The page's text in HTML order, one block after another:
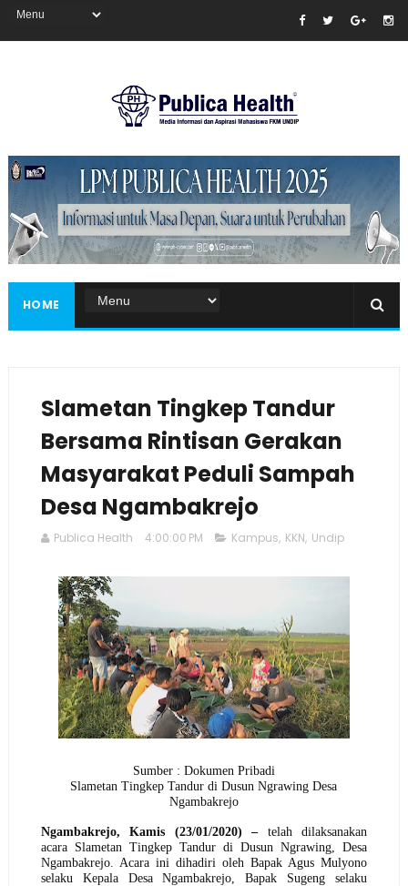
Masukkan iklan disini!
HOME
Slametan Tingkep Tandur
Bersama Rintisan Gerakan
Masyarakat Peduli Sampah
Desa Ngambakrejo
Publica Health 4:00:00 PM Kampus, KKN, Undip
Sumber : Dokumen Pribadi
Slametan Tingkep Tandur di Dusun Ngrawing Desa
Ngambakrejo
Ngambakrejo, Kamis (23/01/2020) – telah dilaksanakan
acara Slametan Tingkep Tandur di Dusun Ngrawing, Desa
Ngambakrejo. Acara ini dihadiri oleh Bapak Agus Mulyono
selaku Kepala Desa Ngambakrejo, Bapak Sugeng selaku